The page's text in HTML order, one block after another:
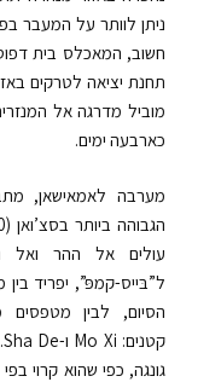
ניתן לוותר על המעבר
חשוב, המאכלס בית
תחנת יציאה לטרקים
מוביל מדרגה אל
כארבעה ימים.
מערבה לאמאישאן,
הגבוהה ביותר בסצ’ואן (
עולים אל ההר ואל
ל”בּייס-קמפּ”, יפריד
הסיום, לבין מטפסים
קטנים: Mo Xi ו-Sha De
גונגה, כפי שהוא קרוי